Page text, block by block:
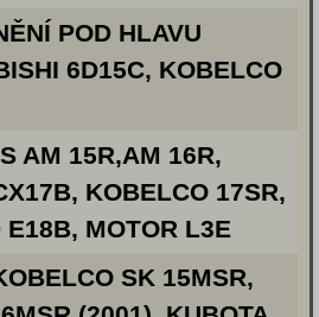
POD HLAVU
6D15C, KOBELCO
AM 15R,AM 16R,
KOBELCO 17SR,
MOTOR L3E
SK 15MSR,